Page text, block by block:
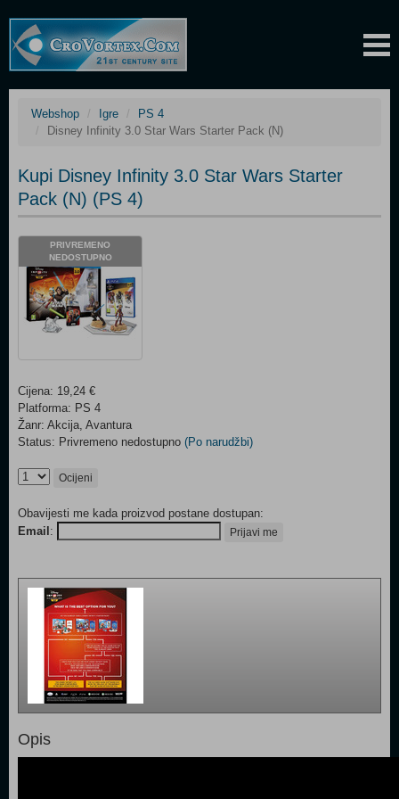
Webshop Igre
PS 4
Disney Infinity 3.0 Star Wars Starter Pack (N)
Kupi Disney Infinity 3.0 Star Wars Starter
Pack (N) (PS 4)
PRIVREMENO
NEDOSTUPNO
Cijena: 19,24 €
Platforma: PS 4
Žanr: Akcija, Avantura
Status: Privremeno nedostupno (Po narudžbi)
Ocijeni
Obavijesti me kada proizvod postane dostupan:
Email : Prijavi me
Opis